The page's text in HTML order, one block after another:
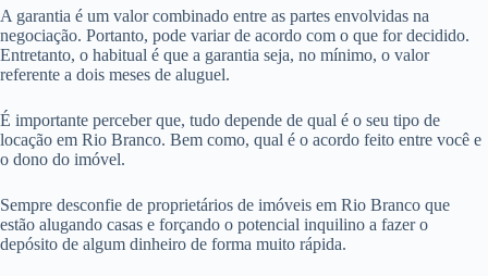
A garantia é um valor combinado entre as partes envolvidas na
negociação. Portanto, pode variar de acordo com o que for decidido.
Entretanto, o habitual é que a garantia seja, no mínimo, o valor
referente a dois meses de aluguel.
É importante perceber que, tudo depende de qual é o seu tipo de
locação em Rio Branco. Bem como, qual é o acordo feito entre você e
o dono do imóvel.
Sempre desconfie de proprietários de imóveis em Rio Branco que
estão alugando casas e forçando o potencial inquilino a fazer o
depósito de algum dinheiro de forma muito rápida.